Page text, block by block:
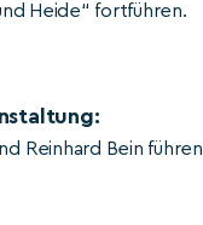
Heide“ fortführen.
Reinhard Bein